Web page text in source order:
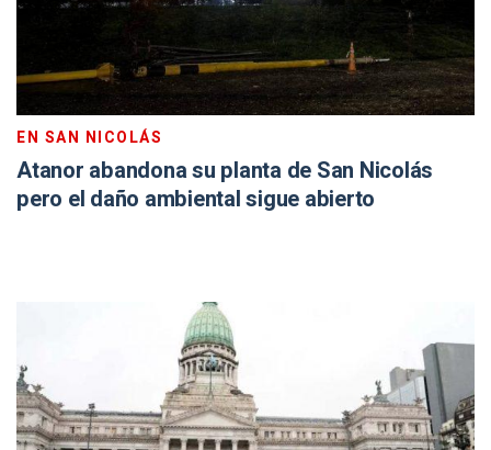
EN SAN NICOLÁS
Atanor abandona su planta de San Nicolás
pero el daño ambiental sigue abierto